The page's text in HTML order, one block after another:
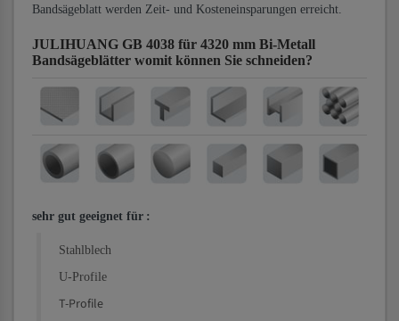
Bandsägeblatt werden Zeit- und Kosteneinsparungen erreicht.
JULIHUANG GB 4038 für 4320 mm Bi-Metall
Bandsägeblätter womit können Sie schneiden?
sehr gut geeignet für :
Stahlblech
U-Profile
T-Profile